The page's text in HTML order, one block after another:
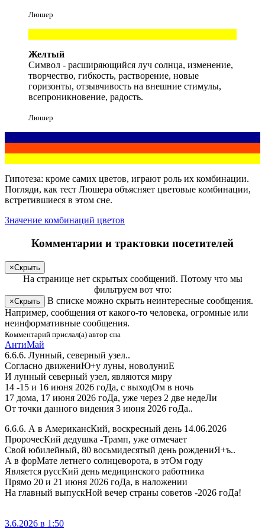
Люшер
Желтый
Символ - расширяющийся луч солнца, изменение,
творчество, гибкость, растворение, новые
горизонты, отзывчивость на внешние стимулы,
всепроникновение, радость.
Люшер
Гипотеза: кроме самих цветов, играют роль их комбинации.
Погляди, как тест Люшера объясняет цветовые комбинации,
встретившиеся в этом сне.
Значение комбинаций цветов
Комментарии и трактовки посетителей
×Скрыть
На странице нет скрытых сообщений. Потому что мы
фильтруем вот что:
×Скрыть
В списке можно скрыть неинтересные сообщения.
Например, сообщения от какого-то человека, огромные или
неинформативные сообщения.
Комментарий прислал(а) автор сна
АнтиМай
6.6.6. Лунный, северный узел..
Согласно движениЮ+у луны, новолуниЕ
И лунный северный узел, являются миру
14 -15 и 16 июня 2026 гоДа, с выходОм в ночь
17 дома, 17 июня 2026 гоДа, уже через 2 две недеЛи
От точки данного видения 3 июня 2026 гоДа..
6.6.6. А в АмерикансКий, воскресный день 14.06.2026
ПророчесКий дедушка -Трамп, уже отмечает
Свой юбилейный, 80 восьмидесятый день рождениЯ+ъ..
А в форМате летнего солнцеворота, в этОм году
Является руссКий день медицинского работника
Прямо 20 и 21 июня 2026 гоДа, в наложении
На главный выпускНой вечер страны советов -2026 гоДа!
3.6.2026 в 1:50